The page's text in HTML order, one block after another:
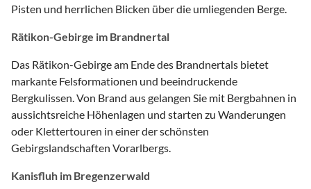
Pisten und herrlichen Blicken über die umliegenden Berge.
Rätikon-Gebirge im Brandnertal
Das Rätikon-Gebirge am Ende des Brandnertals bietet
markante Felsformationen und beeindruckende
Bergkulissen. Von Brand aus gelangen Sie mit Bergbahnen in
aussichtsreiche Höhenlagen und starten zu Wanderungen
oder Klettertouren in einer der schönsten
Gebirgslandschaften Vorarlbergs.
Kanisfluh im Bregenzerwald